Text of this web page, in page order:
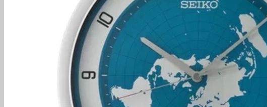
Orient
Orient Star
Citizen Tsuyosa
Seiko
Đồng Hồ Thời Trang
Carnival
I&W Carnival
Bentley
Olym Pianus
SRWatch
Saga
KOI